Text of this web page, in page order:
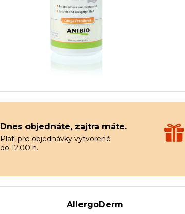
Dnes objednáte, zajtra máte.
Platí pre objednávky vytvorené
do 12:00 h.
AllergoDerm